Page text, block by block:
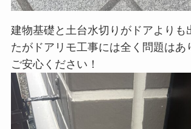
建物基礎と土台水切りがドアよりも
たがドアリモ工事には全く問題はあ
ご安心ください！